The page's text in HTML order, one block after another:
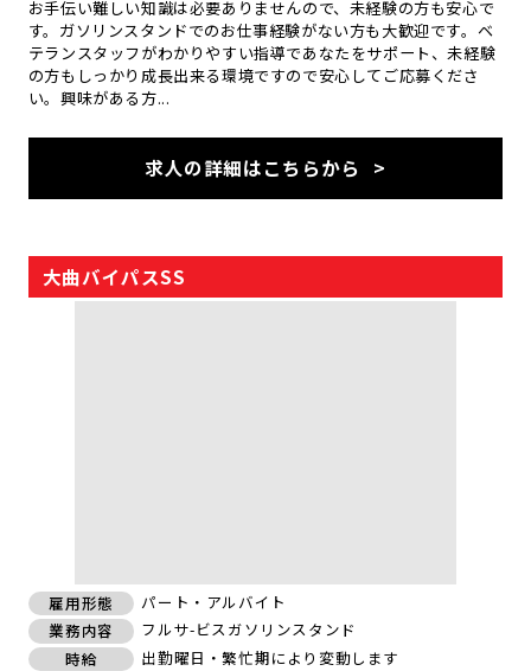
お手伝い難しい知識は必要ありませんので、未経験の方も安心で
す。ガソリンスタンドでのお仕事経験がない方も大歓迎です。ベ
テランスタッフがわかりやすい指導であなたをサポート、未経験
の方もしっかり成長出来る環境ですので安心してご応募くださ
い。興味がある方...
求人の詳細はこちらから
大曲バイパスSS
雇用形態
パート・アルバイト
業務内容
フルサ-ビスガソリンスタンド
時給
出勤曜日・繁忙期により変動します